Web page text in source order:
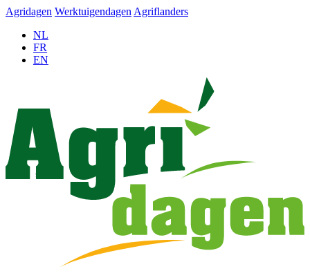
Agridagen Werktuigendagen Agriflanders
NL
FR
EN